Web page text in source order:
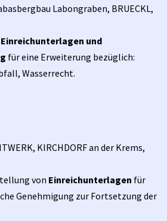
Labongraben, BRUECKL,
Einreichunterlagen und
für eine Erweiterung bezüglich:
Wasserrecht.
KIRCHDORF an der Krems,
von Einreichunterlagen für
Genehmigung zur Fortsetzung der